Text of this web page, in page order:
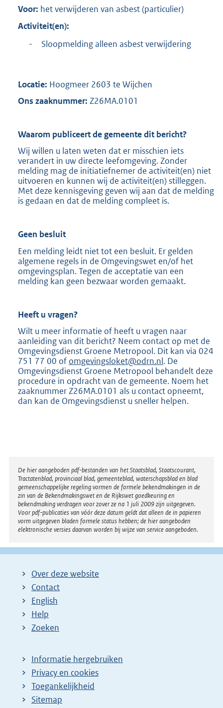
Voor: het verwijderen van asbest (particulier)
Activiteit(en):
-
Sloopmelding alleen asbest verwijdering
Locatie: Hoogmeer 2603 te Wijchen
Ons zaaknummer: Z26MA.0101
Waarom publiceert de gemeente dit bericht?
Wij willen u laten weten dat er misschien iets
verandert in uw directe leefomgeving. Zonder
melding mag de initiatiefnemer de activiteit(en) niet
uitvoeren en kunnen wij de activiteit(en) stilleggen.
Met deze kennisgeving geven wij aan dat de melding
is gedaan en dat de melding compleet is.
Geen besluit
Een melding leidt niet tot een besluit. Er gelden
algemene regels in de Omgevingswet en/of het
omgevingsplan. Tegen de acceptatie van een
melding kan geen bezwaar worden gemaakt.
Heeft u vragen?
Wilt u meer informatie of heeft u vragen naar
aanleiding van dit bericht? Neem contact op met de
Omgevingsdienst Groene Metropool. Dit kan via 024
751 77 00 of omgevingsloket@odrn.nl. De
Omgevingsdienst Groene Metropool behandelt deze
procedure in opdracht van de gemeente. Noem het
zaaknummer Z26MA.0101 als u contact opneemt,
dan kan de Omgevingsdienst u sneller helpen.
Disclaimer
De hier aangeboden pdf-bestanden van het Staatsblad, Staatscourant,
Tractatenblad, provinciaal blad, gemeenteblad, waterschapsblad en blad
gemeenschappelijke regeling vormen de formele bekendmakingen in de
zin van de Bekendmakingswet en de Rijkswet goedkeuring en
bekendmaking verdragen voor zover ze na 1 juli 2009 zijn uitgegeven.
Voor pdf-publicaties van vóór deze datum geldt dat alleen de in papieren
vorm uitgegeven bladen formele status hebben; de hier aangeboden
elektronische versies daarvan worden bij wijze van service aangeboden.
Over deze website
Contact
English
Help
Zoeken
Informatie hergebruiken
Privacy en cookies
Toegankelijkheid
Sitemap